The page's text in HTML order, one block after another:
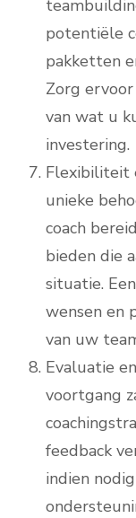
potentiële
pakketten
Zorg
van wat u
investering.
Flexibiliteit
unieke
coach
bieden die
situatie.
wensen en
van uw
Evaluatie
voortgang
feedback
indien